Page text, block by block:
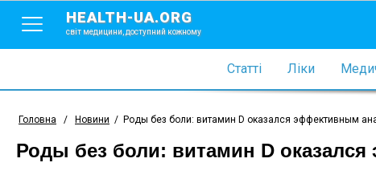
HEALTH-UA.ORG
світ медицини, доступний кожному
Статті Ліки
Головна / Новини / Роды без боли: витамин D оказался эффективным
Роды без боли: витамин D